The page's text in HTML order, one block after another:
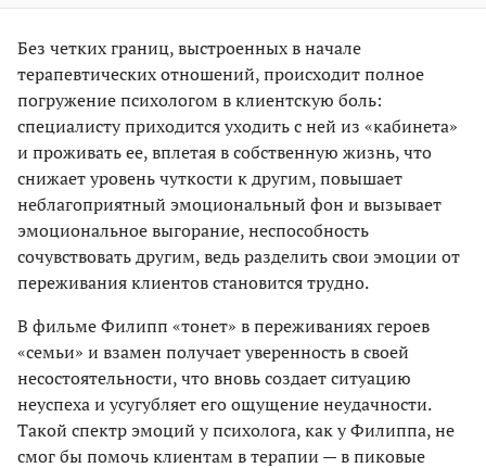
Без четких границ, выстроенных в начале
терапевтических отношений, происходит полное
погружение психологом в клиентскую боль:
специалисту приходится уходить с ней из «кабинета»
и проживать ее, вплетая в собственную жизнь, что
снижает уровень чуткости к другим, повышает
неблагоприятный эмоциональный фон и вызывает
эмоциональное выгорание, неспособность
сочувствовать другим, ведь разделить свои эмоции от
переживания клиентов становится трудно.
В фильме Филипп «тонет» в переживаниях героев
«семьи» и взамен получает уверенность в своей
несостоятельности, что вновь создает ситуацию
неуспеха и усугубляет его ощущение неудачности.
Такой спектр эмоций у психолога, как у Филиппа, не
смог бы помочь клиентам в терапии — в пиковые